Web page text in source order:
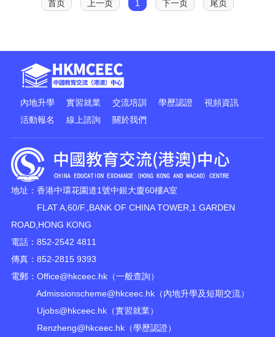
首页 上一页 1 下一页 尾页
內地升學 實習就業 交流培訓 學歷認證
視頻資訊
活動報名
線上諮詢 關於我們
地址：香港中環花園道1號中銀大廈60樓A室
FLAT A,60/F.,BANK OF CHINA TOWER,1 GARDEN
ROAD,HONG KONG
電話：852-2542 4811
傳真：852-2815 9393
電郵： Office@hkceec.hk（一般查詢）
Admissionscheme@hkceec.hk（內地升學及短期交流）
Ujobs@hkceec.hk（實習就業）
Renzheng@hkceec.hk（學歷認證）